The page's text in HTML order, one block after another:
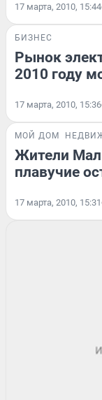
17 марта, 2010, 15:44
БИЗНЕС
Рынок
2010 году
17 марта, 2010, 15:36
МОЙ ДОМ
Жители
плавучие
17 марта, 2010, 15:31